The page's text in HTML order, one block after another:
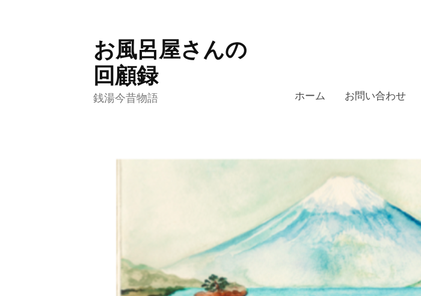
コ
ン
テ
ン
お風呂屋さんの
回顧録
銭湯今昔物語 ホーム お問い合わせ